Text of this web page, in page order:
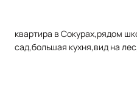
квартира в Сокурах,рядом
сад,большая кухня,вид на